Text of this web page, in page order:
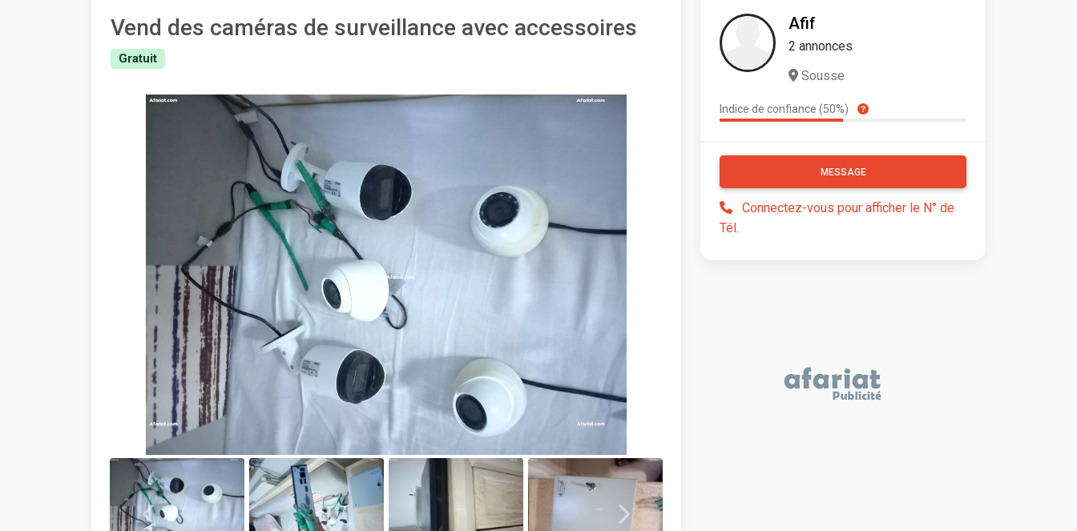
Vend des caméras de surveillance avec accessoires
Gratuit
Afif
2 annonces
Sousse
Indice de confiance (50%)
MESSAGE
Connectez-vous pour afficher le N° de
Tél.